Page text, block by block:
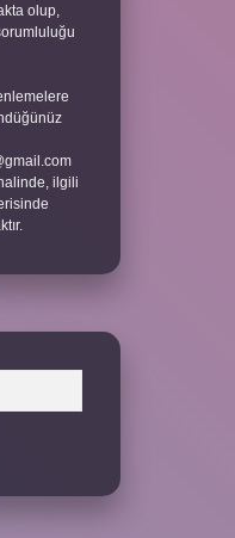
olup,
ilgili